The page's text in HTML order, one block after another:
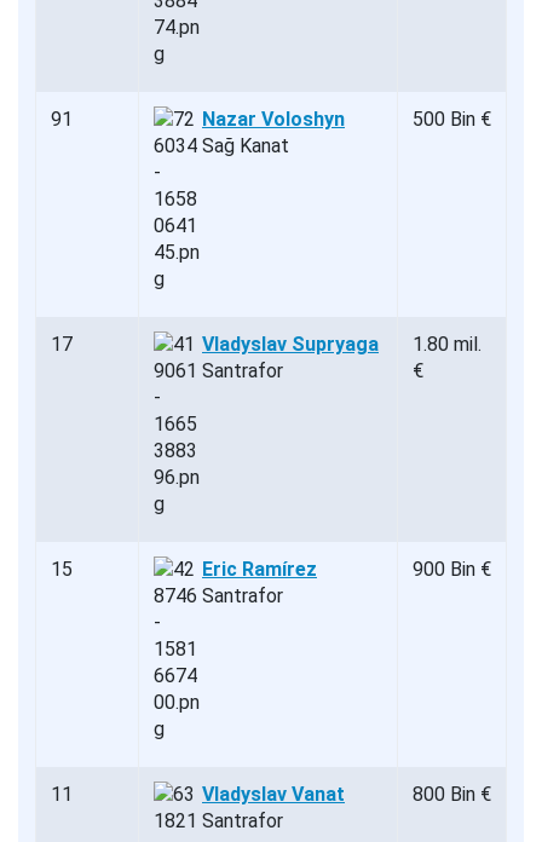
91
Nazar Voloshyn
Sağ Kanat
500 Bin €
17
Vladyslav Supryaga
Santrafor
1.80 mil.
€
15
Eric Ramírez
Santrafor
900 Bin €
11
Vladyslav Vanat
Santrafor
800 Bin €